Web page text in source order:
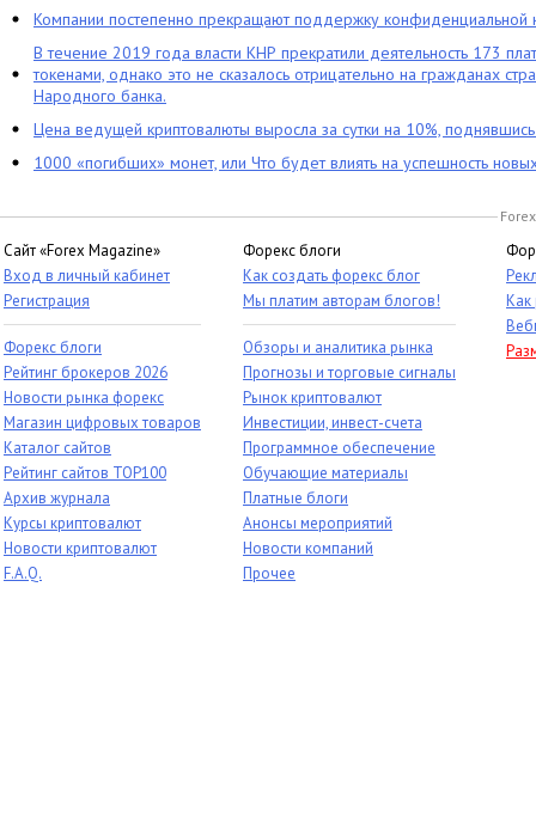
Компании постепенно прекращают поддержку конфиденциальной
В течение 2019 года власти КНР прекратили деятельность 173
токенами, однако это не сказалось отрицательно на гражданах
Народного банка.
Цена ведущей криптовалюты выросла за сутки на 10%,
1000 «погибших» монет, или Что будет влиять на успешность
Сайт «Forex Magazine»
Вход в личный кабинет
Регистрация
Форекс блоги
Рейтинг брокеров 2026
Новости рынка форекс
Магазин цифровых товаров
Каталог сайтов
Рейтинг сайтов TOP100
Архив журнала
Курсы криптовалют
Новости криптовалют
F.A.Q.
Форекс блоги
Как создать форекс блог
Мы платим авторам блогов!
Обзоры и аналитика рынка
Прогнозы и торговые сигналы
Рынок криптовалют
Инвестиции, инвест-счета
Программное обеспечение
Обучающие материалы
Платные блоги
Анонсы мероприятий
Новости компаний
Прочее
Как